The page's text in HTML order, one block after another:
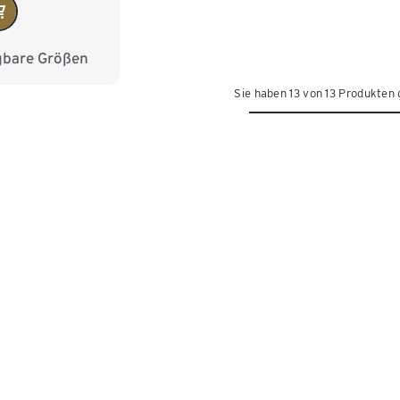
Größen
104 110
Sie haben 13 von 13 Produkten